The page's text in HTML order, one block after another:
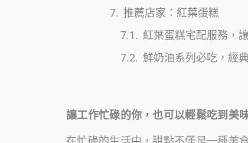
推薦店家：紅葉蛋糕
紅葉蛋糕宅配服務，
鮮奶油系列必吃，經
讓工作忙碌的你，也可以輕鬆吃到美